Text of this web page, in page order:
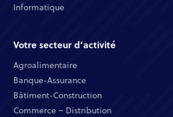
Informatique ​
Votre secteur d’activité
Agroalimentaire
Banque-Assurance​
Bâtiment-Construction
Commerce – Distribution​